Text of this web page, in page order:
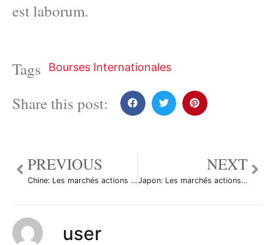
est laborum.
Tags Bourses Internationales
Share this post:
PREVIOUS
Chine: Les marchés actions finissent en baisse; l’indice Shanghai Composite recule de 0,04%
NEXT
Japon: Les marchés actions finissent en hausse; l’indice Nikkei 225 gagne 0,73%
user